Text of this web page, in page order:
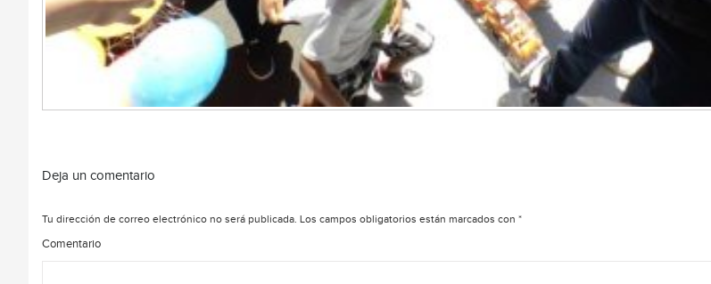
Deja un comentario
Tu dirección de correo electrónico no será publicada. Los campos obligatorios están marcados con *
Comentario